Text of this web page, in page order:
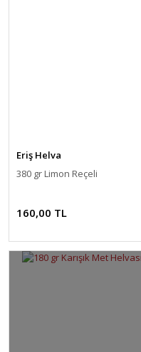
Eriş Helva
380 gr Limon Reçeli
160,00 TL